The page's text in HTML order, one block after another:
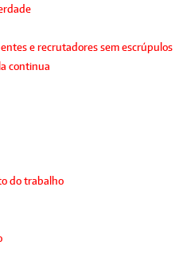
e recrutadores sem escrúpulos
continua
do trabalho